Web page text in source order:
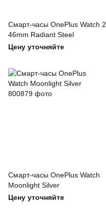
Смарт-часы OnePlus Watch 2
46mm Radiant Steel
Цену уточняйте
Смарт-часы OnePlus Watch
Moonlight Silver
Цену уточняйте